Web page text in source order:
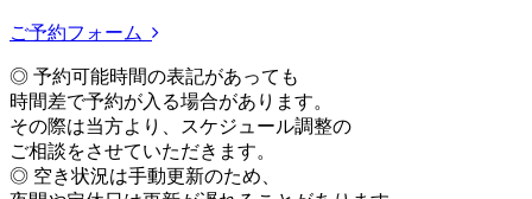
ご予約フォーム
◎ 予約可能時間の表記があっても
時間差で予約が入る場合があります。
その際は当方より、スケジュール調整の
ご相談をさせていただきます。
◎ 空き状況は手動更新のため、